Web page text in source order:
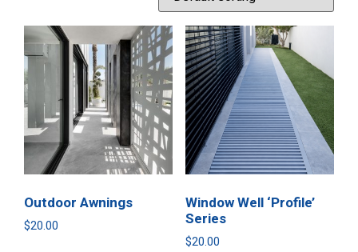
Outdoor Awnings
$20.00
Window Well ‘Profile’
Series
$20.00